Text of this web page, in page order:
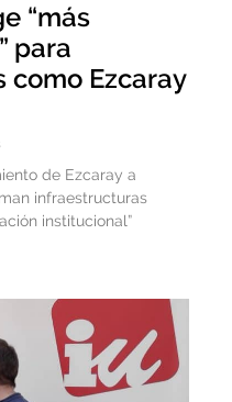
“más
para
Ezcaray
de Ezcaray a
infraestructuras
institucional”